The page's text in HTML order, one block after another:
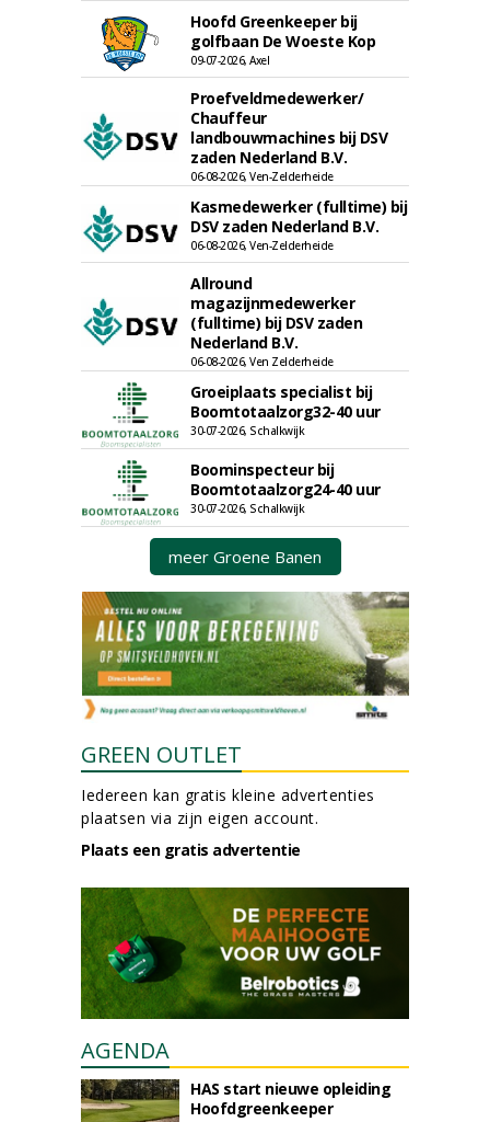
Hoofd Greenkeeper bij
golfbaan De Woeste Kop
09-07-2026, Axel
Proefveldmedewerker/
Chauffeur
landbouwmachines bij DSV
zaden Nederland B.V.
06-08-2026, Ven-Zelderheide
Kasmedewerker (fulltime) bij
DSV zaden Nederland B.V.
06-08-2026, Ven-Zelderheide
Allround
magazijnmedewerker
(fulltime) bij DSV zaden
Nederland B.V.
06-08-2026, Ven Zelderheide
Groeiplaats specialist bij
Boomtotaalzorg32-40 uur
30-07-2026, Schalkwijk
Boominspecteur bij
Boomtotaalzorg24-40 uur
30-07-2026, Schalkwijk
meer Groene Banen
GREEN OUTLET
Iedereen kan gratis kleine advertenties
plaatsen via zijn eigen account.
Plaats een gratis advertentie
AGENDA
HAS start nieuwe opleiding
Hoofdgreenkeeper